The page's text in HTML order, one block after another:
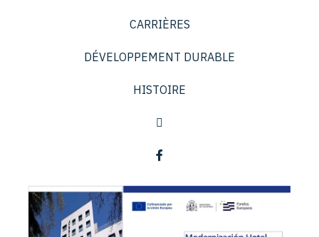
CARRIÈRES
DÉVELOPPEMENT DURABLE
HISTOIRE